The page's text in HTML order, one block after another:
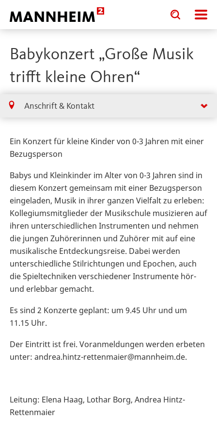
Toggle
search
input
Toggle
search
input
Babykonzert „Große Musik
trifft kleine Ohren“
Anschrift & Kontakt
Ein Konzert für kleine Kinder von 0-3 Jahren mit einer
Bezugsperson
Babys und Kleinkinder im Alter von 0-3 Jahren sind in
diesem Konzert gemeinsam mit einer Bezugsperson
eingeladen, Musik in ihrer ganzen Vielfalt zu erleben:
Kollegiumsmitglieder der Musikschule musizieren auf
ihren unterschiedlichen Instrumenten und nehmen
die jungen Zuhörerinnen und Zuhörer mit auf eine
musikalische Entdeckungsreise. Dabei werden
unterschiedliche Stilrichtungen und Epochen, auch
die Spieltechniken verschiedener Instrumente hör-
und erlebbar gemacht.
Es sind 2 Konzerte geplant: um 9.45 Uhr und um
11.15 Uhr.
Der Eintritt ist frei. Voranmeldungen werden erbeten
unter: andrea.hintz-rettenmaier@mannheim.de.
Leitung: Elena Haag, Lothar Borg, Andrea Hintz-
Rettenmaier